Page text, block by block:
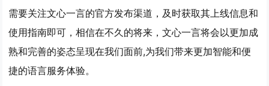
需要关注文心一言的官方发布渠道，及时获取其上线信息和
使用指南即可，相信在不久的将来，文心一言将会以更加成
熟和完善的姿态呈现在我们面前,为我们带来更加智能和便
捷的语言服务体验。